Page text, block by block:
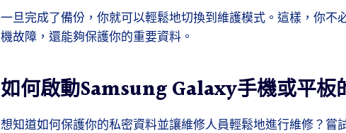
一旦完成了備份，你就可以輕鬆地切換到維護模式。這樣，你不
機故障，還能夠保護你的重要資料。
如何啟動Samsung Galaxy手機或平板
想知道如何保護你的私密資料並讓維修人員輕鬆地進行維修？嘗